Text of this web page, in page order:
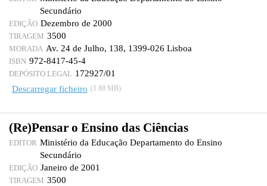
Secundário
EDIÇÃO Dezembro de 2000
TIRAGEM 3500
MORADA Av. 24 de Julho, 138, 1399-026 Lisboa
ISBN 972-8417-45-4
DEPÓSITO LEGAL 172927/01
Descarregar ficheiro (1.88 MB)
(Re)Pensar o Ensino das Ciências
EDITOR Ministério da Educação Departamento do Ensino
Secundário
EDIÇÃO Janeiro de 2001
TIRAGEM 3500